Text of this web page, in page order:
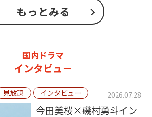
もっとみる
国内ドラマ
インタビュー
見放題 インタビュー 2026.07.28
今田美桜×磯村勇斗イン